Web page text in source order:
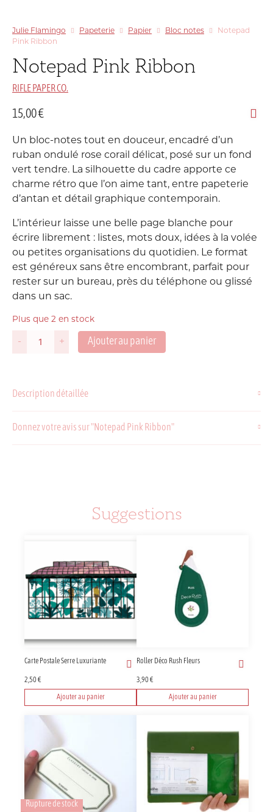
Julie Flamingo Papeterie Papier Bloc notes
Notepad
Pink Ribbon
Notepad Pink Ribbon
RIFLE PAPER CO.
15,00€
Un bloc-notes tout en douceur, encadré d’un
ruban ondulé rose corail délicat, posé sur un fond
vert tendre. La silhouette du cadre apporte ce
charme rétro que l’on aime tant, entre papeterie
d’antan et détail graphique contemporain.
L’intérieur laisse une belle page blanche pour
écrire librement : listes, mots doux, idées à la volée
ou petites organisations du quotidien. Le format
est généreux sans être encombrant, parfait pour
rester sur un bureau, près du téléphone ou glissé
dans un sac.
Plus que 2 en stock
-
quantité
Ribbon
+ Ajouter au panier
Description détaillée
Donnez votre avis sur "Notepad Pink Ribbon"
Suggestions
Carte Postale Serre Luxuriante
2,50€
Ajouter au panier
Roller Déco Rush Fleurs
3,90€
Ajouter au panier
Rupture de stock